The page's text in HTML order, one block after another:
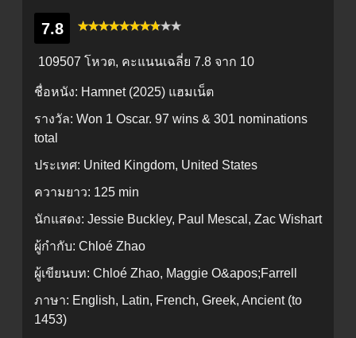
7.8
109507 โหวต, คะแนนเฉลี่ย 7.8 จาก 10
ชื่อหนัง: Hamnet (2025) แฮมเน็ต
รางวัล: Won 1 Oscar. 97 wins & 301 nominations
total
ประเทศ: United Kingdom, United States
ความยาว: 125 min
นักแสดง: Jessie Buckley, Paul Mescal, Zac Wishart
ผู้กำกับ: Chloé Zhao
ผู้เขียนบท: Chloé Zhao, Maggie O&apos;Farrell
ภาษา: English, Latin, French, Greek, Ancient (to
1453)